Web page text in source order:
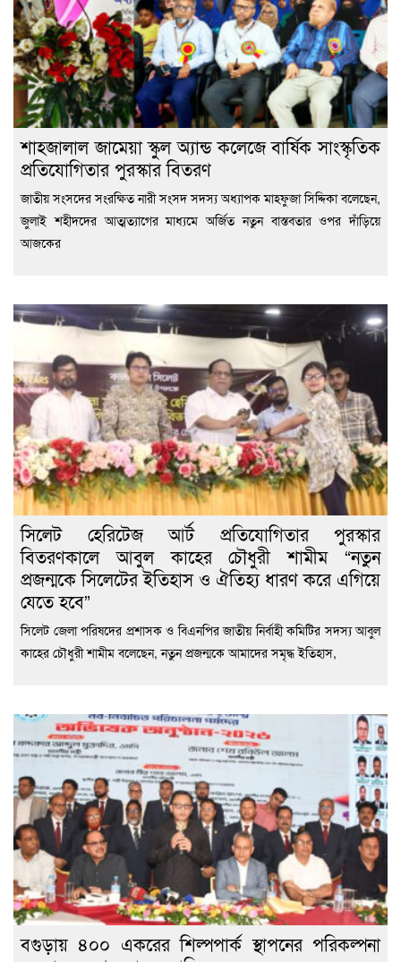
শাহজালাল জামেয়া স্কুল অ্যান্ড কলেজে বার্ষিক সাংস্কৃতিক
প্রতিযোগিতার পুরস্কার বিতরণ
জাতীয় সংসদের সংরক্ষিত নারী সংসদ সদস্য অধ্যাপক মাহফুজা সিদ্দিকা বলেছেন,
জুলাই শহীদদের আত্মত্যাগের মাধ্যমে অর্জিত নতুন বাস্তবতার ওপর দাঁড়িয়ে
আজকের
সিলেট হেরিটেজ আর্ট প্রতিযোগিতার পুরস্কার
বিতরণকালে আবুল কাহের চৌধুরী শামীম “নতুন
প্রজন্মকে সিলেটের ইতিহাস ও ঐতিহ্য ধারণ করে এগিয়ে
যেতে হবে”
সিলেট জেলা পরিষদের প্রশাসক ও বিএনপির জাতীয় নির্বাহী কমিটির সদস্য আবুল
কাহের চৌধুরী শামীম বলেছেন, নতুন প্রজন্মকে আমাদের সমৃদ্ধ ইতিহাস,
বগুড়ায় ৪০০ একরের শিল্পপার্ক স্থাপনের পরিকল্পনা